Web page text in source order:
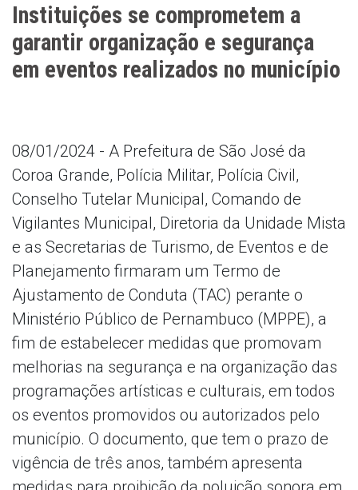
Instituições se comprometem a
garantir organização e segurança
em eventos realizados no município
08/01/2024 - A Prefeitura de São José da
Coroa Grande, Polícia Militar, Polícia Civil,
Conselho Tutelar Municipal, Comando de
Vigilantes Municipal, Diretoria da Unidade Mista
e as Secretarias de Turismo, de Eventos e de
Planejamento firmaram um Termo de
Ajustamento de Conduta (TAC) perante o
Ministério Público de Pernambuco (MPPE), a
fim de estabelecer medidas que promovam
melhorias na segurança e na organização das
programações artísticas e culturais, em todos
os eventos promovidos ou autorizados pelo
município. O documento, que tem o prazo de
vigência de três anos, também apresenta